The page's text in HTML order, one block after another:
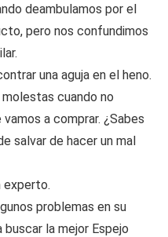
deambulamos por el
pero nos confundimos
una aguja en el heno.
cuando no
a comprar. ¿Sabes
salvar de hacer un mal
experto.
problemas en su
la mejor Espejo